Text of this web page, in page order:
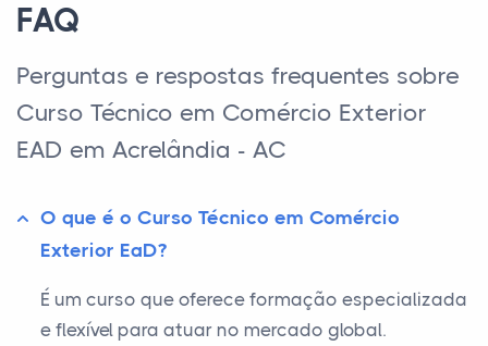
FAQ
Perguntas e respostas frequentes sobre
Curso Técnico em Comércio Exterior
EAD em Acrelândia - AC
O que é o Curso Técnico em Comércio
Exterior EaD?
É um curso que oferece formação especializada
e flexível para atuar no mercado global.